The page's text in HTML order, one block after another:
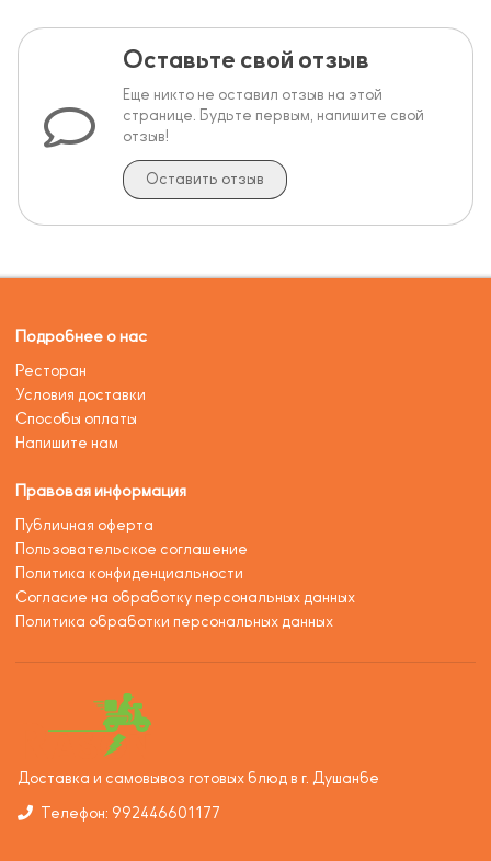
Оставьте свой отзыв
Еще никто не оставил отзыв на этой
странице. Будьте первым, напишите свой
отзыв!
Оставить отзыв
Подробнее о нас
Ресторан
Условия доставки
Способы оплаты
Напишите нам
Правовая информация
Публичная оферта
Пользовательское соглашение
Политика конфиденциальности
Согласие на обработку персональных данных
Политика обработки персональных данных
Доставка и самовывоз готовых блюд в г. Душанбе
Телефон: 992446601177